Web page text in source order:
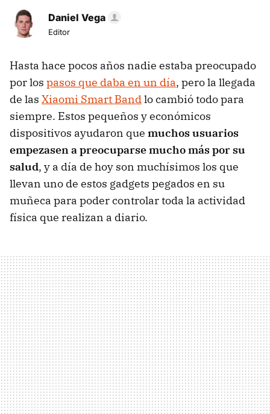
Daniel Vega
Editor
Hasta hace pocos años nadie estaba preocupado
por los pasos que daba en un día, pero la llegada
de las Xiaomi Smart Bandlo cambió todo para
siempre. Estos pequeños y económicos
dispositivos ayudaron que muchos usuarios
empezasen a preocuparse mucho más por su
salud, y a día de hoy son muchísimos los que
llevan uno de estos gadgets pegados en su
muñeca para poder controlar toda la actividad
física que realizan a diario.